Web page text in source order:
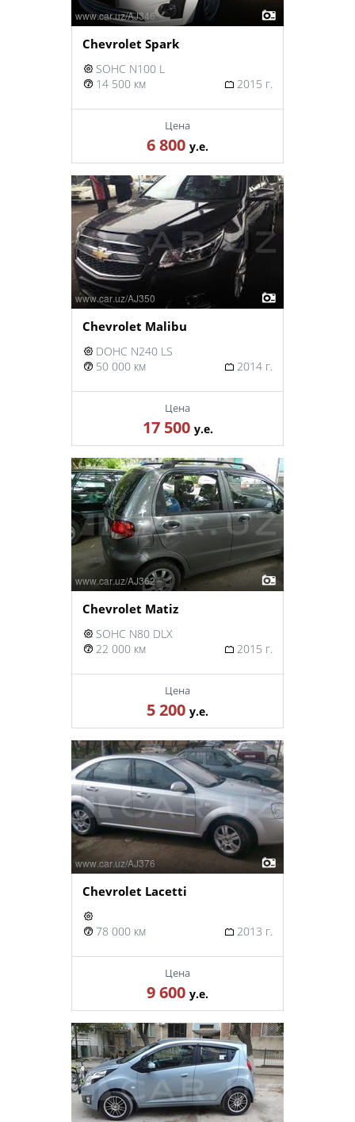
Chevrolet Spark
SOHC N100 L
14 500 км
2015 г.
Цена
6 800 у.е.
Chevrolet Malibu
DOHC N240 LS
50 000 км
2014 г.
Цена
17 500 у.е.
Chevrolet Matiz
SOHC N80 DLX
22 000 км
2015 г.
Цена
5 200 у.е.
Chevrolet Lacetti
78 000 км 2013 г.
Цена
9 600 у.е.